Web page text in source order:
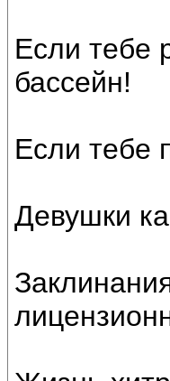
Если тебе
бассейн!
Если тебе
Девушки